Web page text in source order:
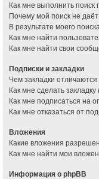
Как мне выполнить
Почему мой поиск не даёт
В результате моего
Как мне найти
Как мне найти свои
Подписки и закладки
Чем закладки
Как мне сделать
Как мне подписаться на
Как мне отказаться от
Вложения
Какие вложения
Как мне найти мои
Информация о phpBB